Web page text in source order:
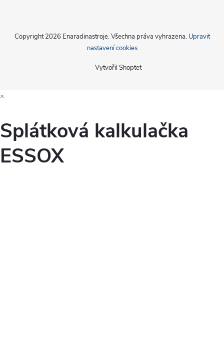
Vytvořil Shoptet
Copyright 2026 Enaradinastroje. Všechna práva vyhrazena. Upravit
nastavení cookies
×
Splátková kalkulačka
ESSOX